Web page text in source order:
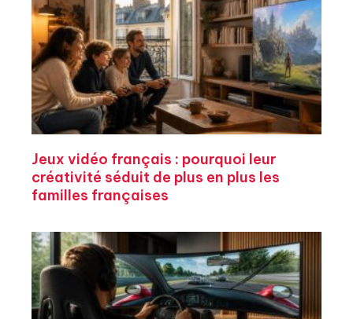
Jeux vidéo français : pourquoi leur
créativité séduit de plus en plus les
familles françaises